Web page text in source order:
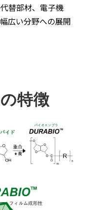
替部材、電子機
広い分野への展開
特徴